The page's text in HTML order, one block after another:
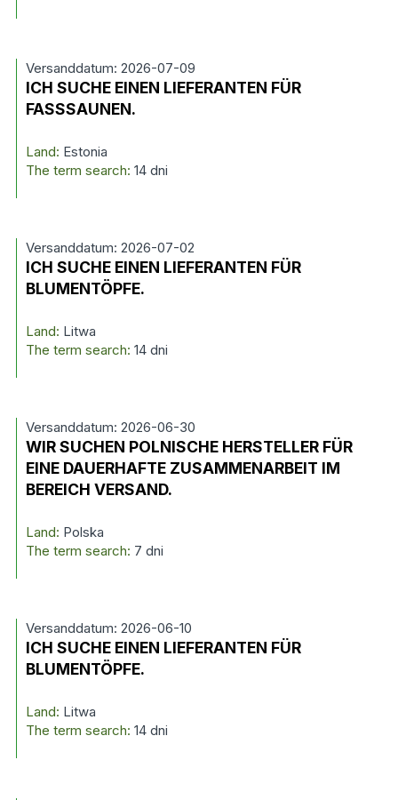
Versanddatum: 2026-07-09
ICH SUCHE EINEN LIEFERANTEN FÜR
FASSSAUNEN.
Land: Estonia
The term search: 14 dni
Versanddatum: 2026-07-02
ICH SUCHE EINEN LIEFERANTEN FÜR
BLUMENTÖPFE.
Land: Litwa
The term search: 14 dni
Versanddatum: 2026-06-30
WIR SUCHEN POLNISCHE HERSTELLER FÜR
EINE DAUERHAFTE ZUSAMMENARBEIT IM
BEREICH VERSAND.
Land: Polska
The term search: 7 dni
Versanddatum: 2026-06-10
ICH SUCHE EINEN LIEFERANTEN FÜR
BLUMENTÖPFE.
Land: Litwa
The term search: 14 dni